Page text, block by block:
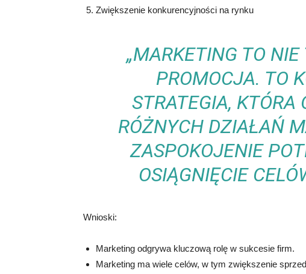
Zwiększenie konkurencyjności na rynku
„MARKETING TO
PROMOCJA. TO
STRATEGIA,
RÓŻNYCH DZIAŁAŃ
ZASPOKOJENIE
OSIĄGNIĘCIE
Wnioski:
Marketing odgrywa kluczową rolę w sukcesie firm.
Marketing ma wiele celów, w tym zwiększenie